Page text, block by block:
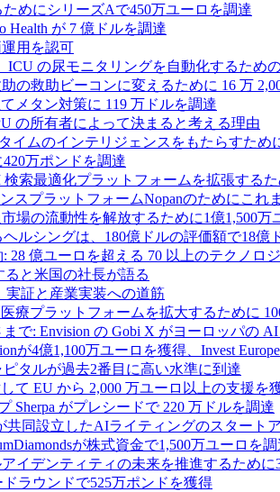
めにシリーズAで450万ユーロを調達
Health が 7 億ドルを調達
用を認可
ICU の尿モニタリングを自動化するため
の救助ビーコンに変えるために 16 万
メタン対策に 119 万ドルを調達
の所有者によって決まると考える理由
イムのインテリジェンスをもたらすため
万ポンドを調達
索最適化プラットフォームを拡張する
スプラットフォームNopanのためにこれ
場の流動性を解放するために1億1,500
ルシングは、180億ドルの評価額で18億
億ユーロを超える 70 以上のテクノロ
ると米国の社長が語る
実証と産業実装への道筋
療プラットフォームを拡大するために
で: Envision の Gobi X がヨーロッパの
が4億1,100万ユーロを獲得、Invest
タルが過去2番目に高い水準に到達
て EU から 2,000 万ユーロ以上の支援を
Sherpa がプレシードで 220 万ドルを調達
共同設立したAIライティングのスタート
が株式資金で1,500万ユーロを調
イデンティティの未来を推進するために
ラウンドで525万ポンドを獲得